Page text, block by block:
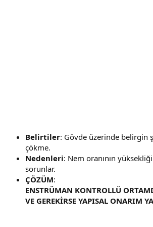
Belirtiler: Gövde üzerinde belirgin
çökme.
Nedenleri: Nem oranının
sorunlar.
ÇÖZÜM:
ENSTRÜMAN KONTROLLÜ
VE GEREKİRSE YAPISAL ONARIM